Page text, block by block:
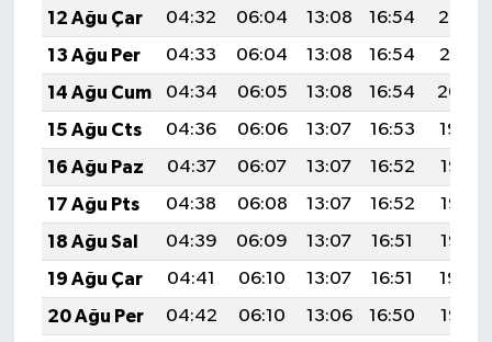
12 Ağu Çar
04:32 06:04 13:08 16:54
20:02
13 Ağu Per
04:33 06:04 13:08 16:54
20:01
14 Ağu Cum
04:34 06:05 13:08 16:54
20:00
15 Ağu Cts
04:36 06:06 13:07 16:53
19:59
16 Ağu Paz
04:37 06:07 13:07 16:52
19:58
17 Ağu Pts
04:38 06:08 13:07 16:52
19:56
18 Ağu Sal
04:39 06:09 13:07 16:51
19:55
19 Ağu Çar
04:41 06:10 13:07 16:51
19:54
20 Ağu Per
04:42 06:10 13:06 16:50
19:52